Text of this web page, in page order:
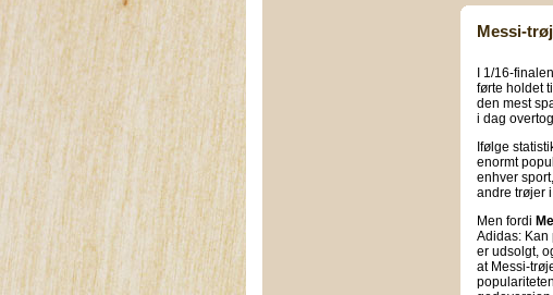
Messi-
I 1/16-
førte holdet
den mest
i dag
Ifølge
enormt
enhver
andre trøjer
Men fordi
Adidas: Kan
er udsolgt,
at Messi-